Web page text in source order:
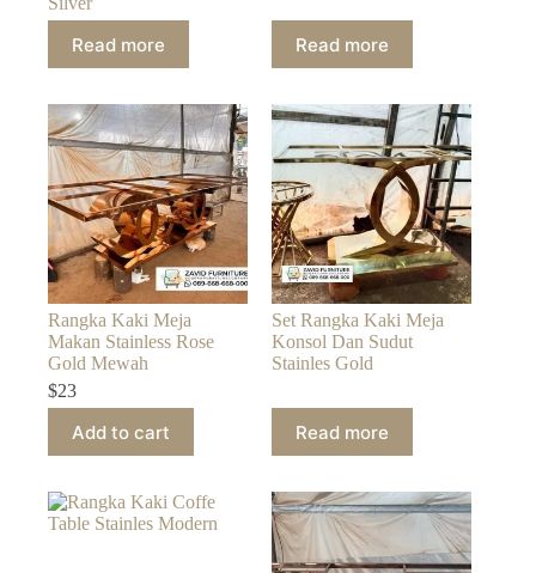
Read more Read more
Rangka Kaki Meja
Makan Stainless Rose
Gold Mewah
$23
Add to cart
Set Rangka Kaki Meja
Konsol Dan Sudut
Stainles Gold
Read more